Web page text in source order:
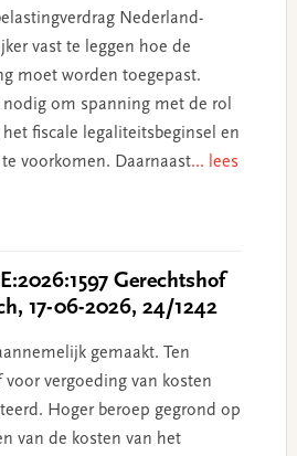
Nederland-
vast te leggen hoe de
moet worden toegepast.
om spanning met de rol
fiscale legaliteitsbeginsel en
voorkomen. Daarnaast... lees
Gerechtshof
17-06-2026, 24/1242
gemaakt. Ten
vergoeding van kosten
Hoger beroep gegrond op
van de kosten van het